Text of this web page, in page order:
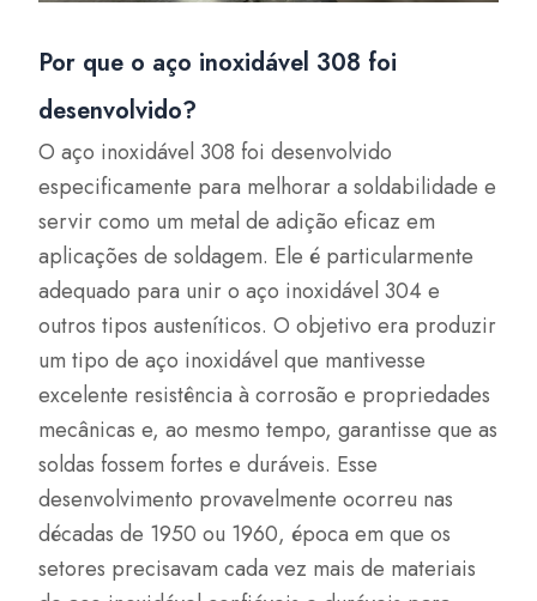
Por que o aço inoxidável 308 foi
desenvolvido?
O aço inoxidável 308 foi desenvolvido
especificamente para melhorar a soldabilidade e
servir como um metal de adição eficaz em
aplicações de soldagem. Ele é particularmente
adequado para unir o aço inoxidável 304 e
outros tipos austeníticos. O objetivo era produzir
um tipo de aço inoxidável que mantivesse
excelente resistência à corrosão e propriedades
mecânicas e, ao mesmo tempo, garantisse que as
soldas fossem fortes e duráveis. Esse
desenvolvimento provavelmente ocorreu nas
décadas de 1950 ou 1960, época em que os
setores precisavam cada vez mais de materiais